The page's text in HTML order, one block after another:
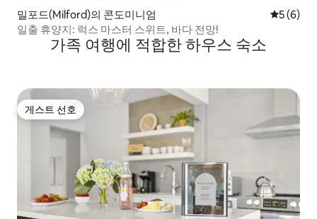
밀포드(Milford)의 콘도미니엄 평점 5점
5 (6)
일출 휴양지: 럭스 마스터 스위트, 바다 전망!
가족 여행에 적합한 하우스 숙소
게스트 선호
게스트 선호